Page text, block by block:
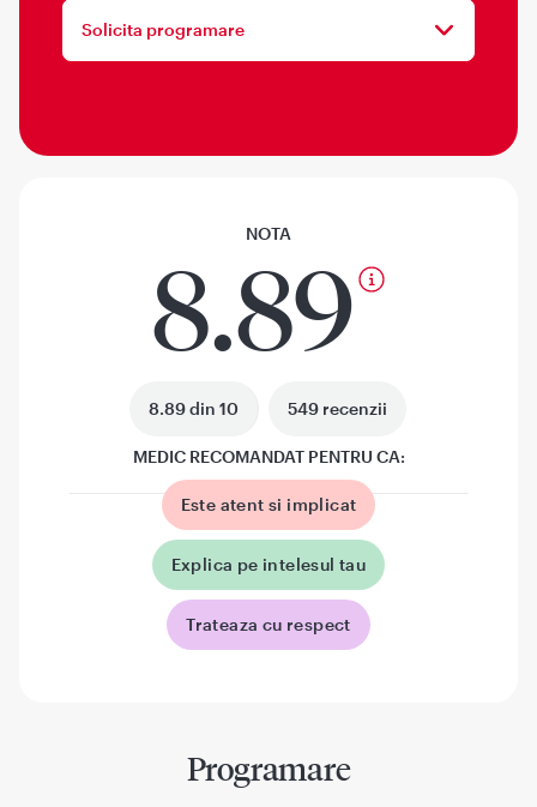
Solicita programare
NOTA
8.89
8.89 din 10 549 recenzii
MEDIC RECOMANDAT PENTRU CA:
Este atent si implicat
Explica pe intelesul tau
Trateaza cu respect
Programare